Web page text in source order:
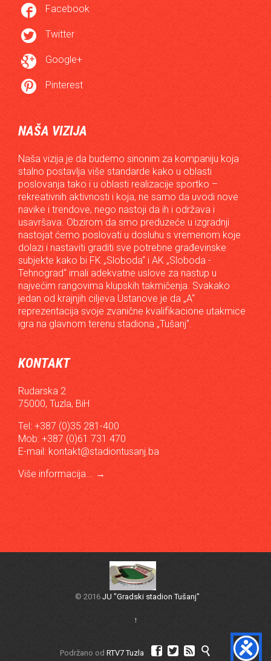
 Facebook
 Twitter
 Google+
 Pinterest
NAŠA VIZIJA
Naša vizija je da budemo sinonim za kompaniju koja
stalno postavlja više standarde kako u oblasti
poslovanja tako i u oblasti realizacije sportko –
rekreativnih aktivnosti i koja, ne samo da uvodi nove
navike i trendove, nego nastoji da ih i održava i
usavršava. Obzirom da smo preduzeće u izgradnji
nastojat ćemo poslovati u dosluhu s vremenom koje
dolazi i nastaviti graditi sve potrebne građevinske
subjekte kako bi FK „Sloboda“ i AK „Sloboda -
Tehnograd“ imali adekvatne uslove za nastup u
najvećim rangovima klupskih takmičenja. Svakako
jedan od krajnjih ciljeva Ustanove je da „A“
reprezentacija svoje zvanične kvalifikacione utakmice
igra na glavnom terenu stadiona „Tušanj“.
KONTAKT
Rudarska 2
75000, Tuzla, BiH
Tel: +387 (0)35 281-400
Mob: +387 (0)61 731 470
E-mail: kontakt@stadiontusanj.ba
Više informacija... →
© 2016 JU "Gradski stadion Tušanj"
↑
Podržano od RTV7 Tuzla    